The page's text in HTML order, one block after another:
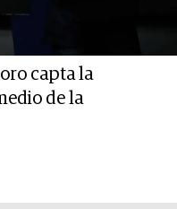
capta la
de la